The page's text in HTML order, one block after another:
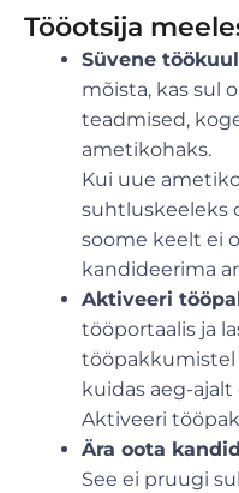
Tööotsija
Süvene
mõista, kas sul
teadmised,
ametikohaks.
Kui uue
suhtluskeeleks
soome keelt ei
kandideerima
Aktiveeri
tööportaalis ja
tööpakkumistel
kuidas aeg-
Aktiveeri
Ära oota
See ei pruugi